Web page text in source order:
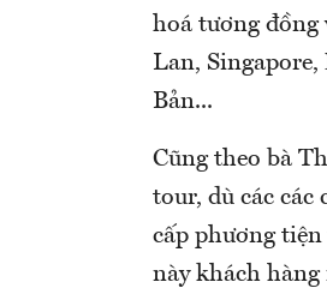
hoá tương đồng
Lan,
Bản...
Cũng theo bà
tour, dù các các
cấp phương
này khách